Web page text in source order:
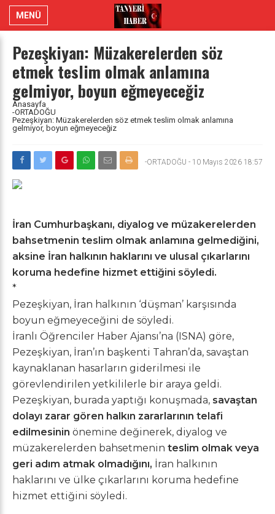
MENÜ
Pezeşkiyan: Müzakerelerden söz
etmek teslim olmak anlamına
gelmiyor, boyun eğmeyeceğiz
Anasayfa
-ORTADOĞU
Pezeşkiyan: Müzakerelerden söz etmek teslim olmak anlamına
gelmiyor, boyun eğmeyeceğiz
-ORTADOĞU - 10 Mayıs 2026 18:57
İran Cumhurbaşkanı, diyalog ve müzakerelerden
bahsetmenin teslim olmak anlamına gelmediğini,
aksine İran halkının haklarını ve ulusal çıkarlarını
koruma hedefine hizmet ettiğini söyledi.
*
Pezeşkiyan, İran halkının ‘düşman’ karşısında
boyun eğmeyeceğini de söyledi.
İranlı Öğrenciler Haber Ajansı’na (ISNA) göre,
Pezeşkiyan, İran’ın başkenti Tahran’da, savaştan
kaynaklanan hasarların giderilmesi ile
görevlendirilen yetkililerle bir araya geldi.
Pezeşkiyan, burada yaptığı konuşmada, savaştan
dolayı zarar gören halkın zararlarının telafi
edilmesinin önemine değinerek, diyalog ve
müzakerelerden bahsetmenin teslim olmak veya
geri adım atmak olmadığını, İran halkının
haklarını ve ülke çıkarlarını koruma hedefine
hizmet ettiğini söyledi.